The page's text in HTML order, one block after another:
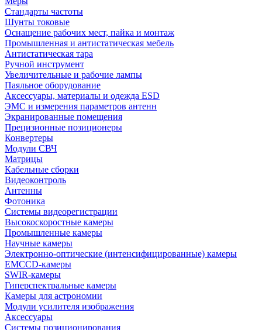
Стандарты частоты
Шунты токовые
Оснащение рабочих мест, пайка и монтаж
Промышленная и антистатическая мебель
Антистатическая тара
Ручной инструмент
Увеличительные и рабочие лампы
Паяльное оборудование
Аксессуары, материалы и одежда ESD
ЭМС и измерения параметров антенн
Экранированные помещения
Прецизионные позиционеры
Конвертеры
Модули СВЧ
Матрицы
Кабельные сборки
Видеоконтроль
Антенны
Фотоника
Cистемы видеорегистрации
Высокоскоростные камеры
Промышленные камеры
Научные камеры
Электронно-оптические (интенсифицированные) камеры
EMCCD-камеры
SWIR-камеры
Гиперспектральные камеры
Камеры для астрономии
Модули усилителя изображения
Аксессуары
Системы позиционирования